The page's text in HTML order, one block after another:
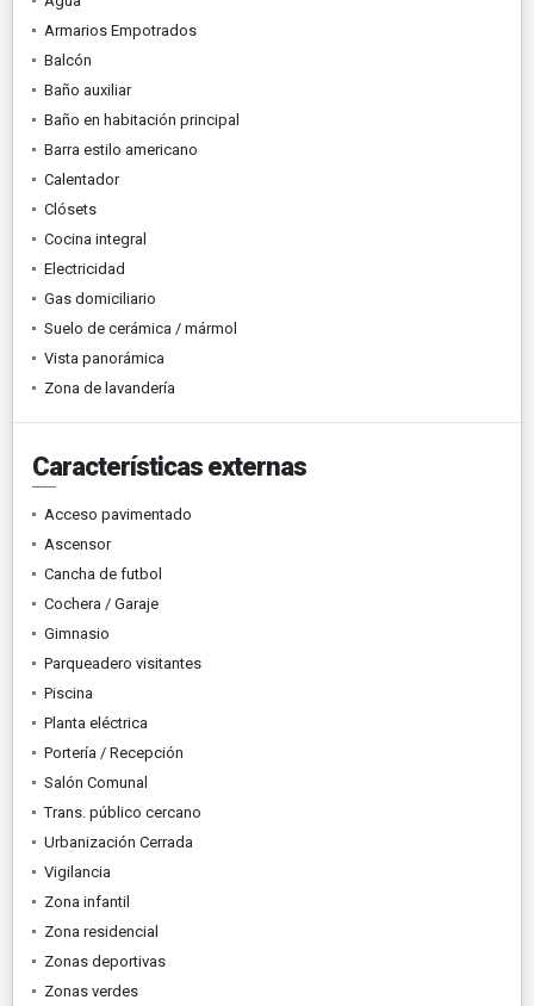
Armarios Empotrados
Balcón
Baño auxiliar
Baño en habitación principal
Barra estilo americano
Calentador
Clósets
Cocina integral
Electricidad
Gas domiciliario
Suelo de cerámica / mármol
Vista panorámica
Zona de lavandería
Características externas
Acceso pavimentado
Ascensor
Cancha de futbol
Cochera / Garaje
Gimnasio
Parqueadero visitantes
Piscina
Planta eléctrica
Portería / Recepción
Salón Comunal
Trans. público cercano
Urbanización Cerrada
Vigilancia
Zona infantil
Zona residencial
Zonas deportivas
Zonas verdes